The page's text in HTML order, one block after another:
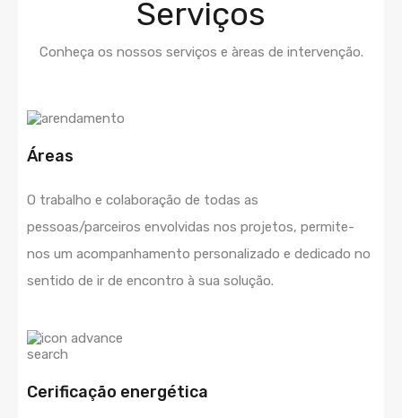
Serviços
Conheça os nossos serviços e àreas de intervenção.
Áreas
O trabalho e colaboração de todas as
pessoas/parceiros envolvidas nos projetos, permite-
nos um acompanhamento personalizado e dedicado no
sentido de ir de encontro à sua solução.
Cerificação energética